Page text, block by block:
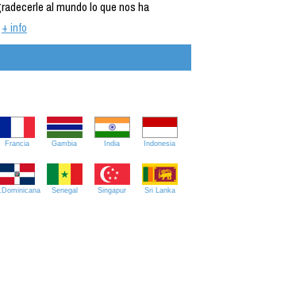
al mundo lo que nos ha
+ info
Francia Gambia India Indonesia
Senegal Singapur Sri Lanka